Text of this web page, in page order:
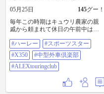
05月25日 145グー！
毎年この時期はキュウリ農家の親
戚から頼まれて休日の午前中は収
でキュウリ🥒の盛りが過ぎるまで
おバイクできません😭 仕方ないの
で午後から金さん銀さんのお手入
れだけしました✨ ところで金さん
です😓 走ってる時は全然漏れない
んですけどね🤔 まぁ半年で600km
#ハーレー
#スポーツスター
#X350
#中型外車倶楽部
#ALEXtouringclub